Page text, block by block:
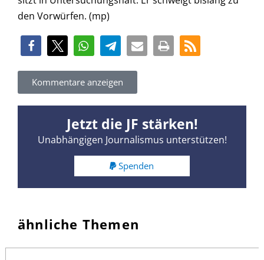
den Vorwürfen. (mp)
Kommentare anzeigen
Jetzt die JF stärken!
Unabhängigen Journalismus unterstützen!
Spenden
ähnliche Themen